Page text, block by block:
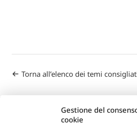
Gestione del
cookie
Torna all’elenco dei temi